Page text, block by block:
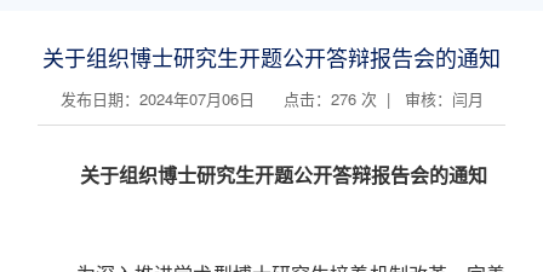
关于组织博士研究生开题公开答辩报告会的通知
发布日期：2024年07月06日 点击： 276 次 | 审核：闫月
关于组织博士研究生开题公开答辩报告会的通知